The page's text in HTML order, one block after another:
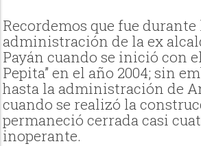
Recordemos que fue durante
administración de la ex
Payán cuando se inició con
Pepita” en el año 2004; sin
hasta la administración de
cuando se realizó la
permaneció cerrada casi
inoperante.